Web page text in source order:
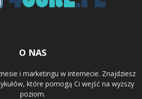
O NAS
i marketingu w internecie. Znajdziesz
które pomogą Ci wejść na wyższy
poziom.